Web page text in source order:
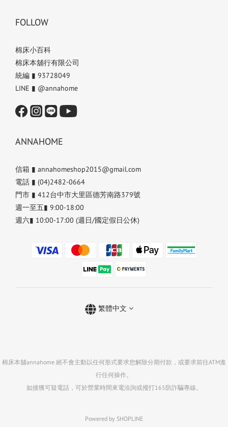
FOLLOW
棉床小百科
棉床本舖行有限公司
統編 ▮ 93728049
LINE ▮ @annahome
ANNAHOME
信箱 ▮ annahomeshop2015@gmail.com
電話 ▮ (04)2482-0664
門市 ▮ 412台中市大里區德芳南路379號
週一至五▮ 9:00-18:00
週六▮ 10:00-17:00 (週日/國定假日公休)
繁體中文
棉床本舖annahome 絕不會主動以任何形式要求您解除分期付款，或要求前往ATM進
行任何操作。
如接獲可疑電話，可於營業時間來電洽詢或撥打165防詐騙專線。
Powered by SHOPLINE